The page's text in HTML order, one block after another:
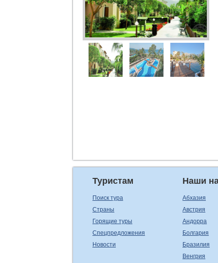
Туристам
Поиск тура
Страны
Горящие туры
Спецпредложения
Новости
Наши
Абхазия
Австрия
Андорра
Болгария
Бразилия
Венгрия